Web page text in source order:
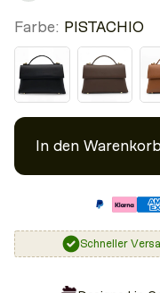
Farbe: PISTACHIO
In den
Schneller